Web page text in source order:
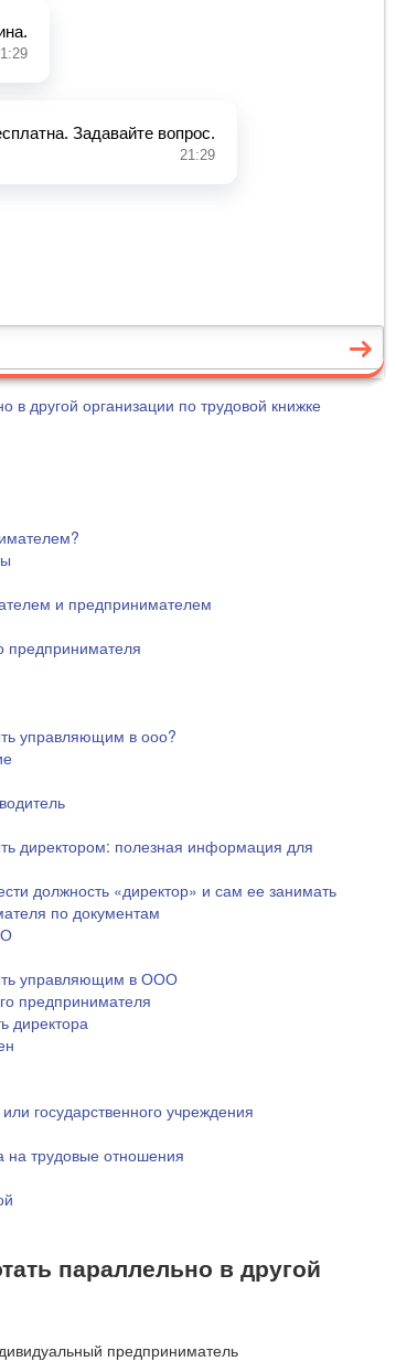
другой организации по трудовой книжке
и предпринимателем
предпринимателя
управляющим в ооо?
директором: полезная информация для
должность «директор» и сам ее занимать
по документам
управляющим в ООО
предпринимателя
директора
государственного учреждения
на трудовые отношения
параллельно в другой